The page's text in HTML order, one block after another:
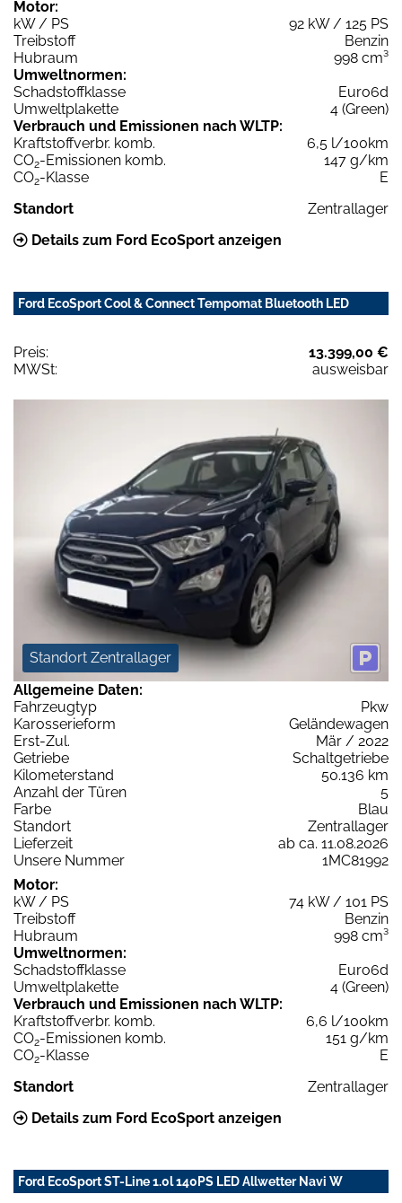
Motor:
kW / PS
92 kW / 125 PS
Treibstoff
Benzin
Hubraum
998 cm³
Umweltnormen:
Schadstoffklasse
Euro6d
Umweltplakette
4 (Green)
Verbrauch und Emissionen nach WLTP:
Kraftstoffverbr. komb.
6,5 l/100km
CO2-Emissionen komb.
147 g/km
CO2-Klasse
E
Standort
Zentrallager
Details zum Ford EcoSport anzeigen
Ford EcoSport Cool & Connect Tempomat Bluetooth LED
Preis:
13.399,00 €
MWSt:
ausweisbar
Standort Zentrallager
Allgemeine Daten:
Fahrzeugtyp
Pkw
Karosserieform
Geländewagen
Erst-Zul.
Mär / 2022
Getriebe
Schaltgetriebe
Kilometerstand
50.136 km
Anzahl der Türen
5
Farbe
Blau
Standort
Zentrallager
Lieferzeit
ab ca. 11.08.2026
Unsere Nummer
1MC81992
Motor:
kW / PS
74 kW / 101 PS
Treibstoff
Benzin
Hubraum
998 cm³
Umweltnormen:
Schadstoffklasse
Euro6d
Umweltplakette
4 (Green)
Verbrauch und Emissionen nach WLTP:
Kraftstoffverbr. komb.
6,6 l/100km
CO2-Emissionen komb.
151 g/km
CO2-Klasse
E
Standort
Zentrallager
Details zum Ford EcoSport anzeigen
Ford EcoSport ST-Line 1.0l 140PS LED Allwetter Navi W